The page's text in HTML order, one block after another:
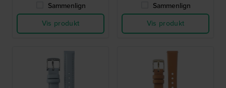
Sammenlign
Vis produkt
Sammenlign
Vis produkt